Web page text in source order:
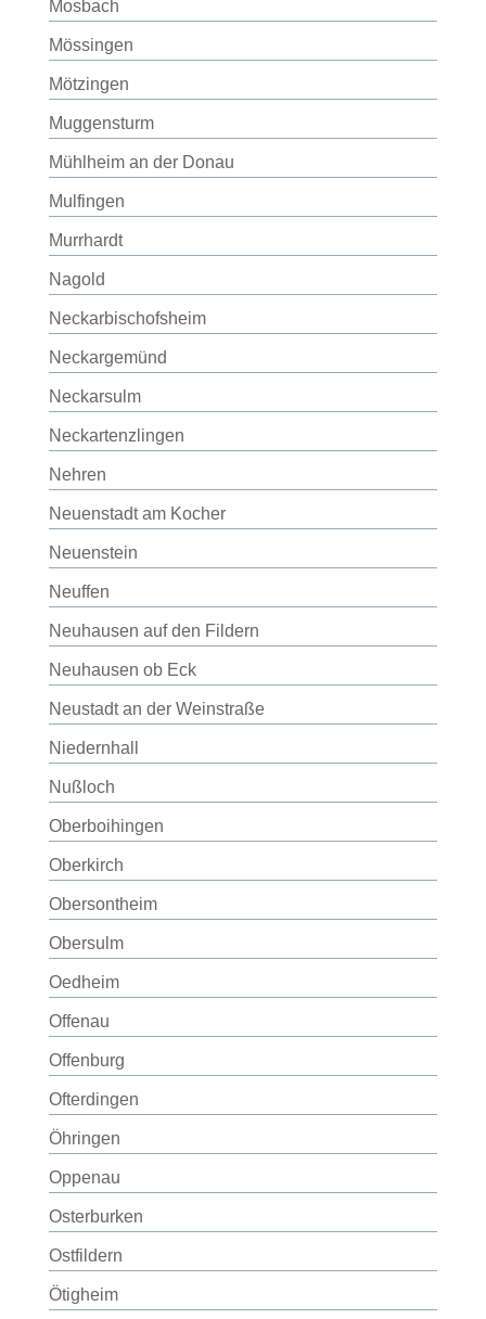
Mosbach
Mössingen
Mötzingen
Muggensturm
Mühlheim an der Donau
Mulfingen
Murrhardt
Nagold
Neckarbischofsheim
Neckargemünd
Neckarsulm
Neckartenzlingen
Nehren
Neuenstadt am Kocher
Neuenstein
Neuffen
Neuhausen auf den Fildern
Neuhausen ob Eck
Neustadt an der Weinstraße
Niedernhall
Nußloch
Oberboihingen
Oberkirch
Obersontheim
Obersulm
Oedheim
Offenau
Offenburg
Ofterdingen
Öhringen
Oppenau
Osterburken
Ostfildern
Ötigheim